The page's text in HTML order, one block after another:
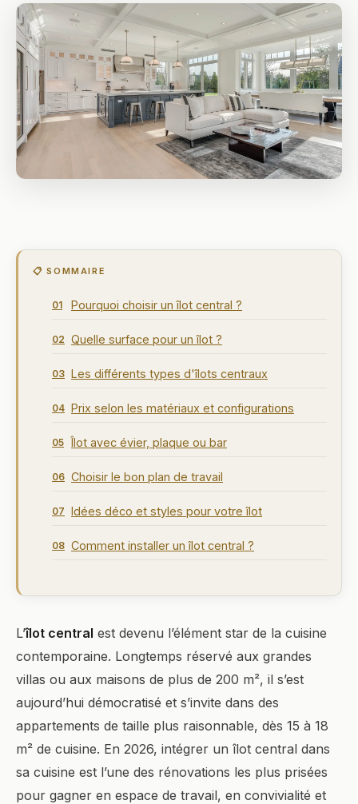
📋 SOMMAIRE
01 Pourquoi choisir un îlot central ?
02 Quelle surface pour un îlot ?
03 Les différents types d'îlots centraux
04 Prix selon les matériaux et configurations
05 Îlot avec évier, plaque ou bar
06 Choisir le bon plan de travail
07 Idées déco et styles pour votre îlot
08 Comment installer un îlot central ?
L’îlot central est devenu l’élément star de la cuisine
contemporaine. Longtemps réservé aux grandes
villas ou aux maisons de plus de 200 m², il s’est
aujourd’hui démocratisé et s’invite dans des
appartements de taille plus raisonnable, dès 15 à 18
m² de cuisine. En 2026, intégrer un îlot central dans
sa cuisine est l’une des rénovations les plus prisées
pour gagner en espace de travail, en convivialité et